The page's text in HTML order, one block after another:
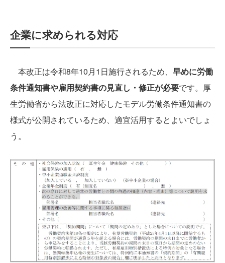
企業に求められる対応
本改正は令和8年10月1日施行されるため、 早めに労働
条件通知書や雇用契約書の見直し・修正が必要です。厚
生労働省から法改正に対応したモデル労働条件通知書の
様式が公開されているため、適宜活用するとよいでしょ
う。